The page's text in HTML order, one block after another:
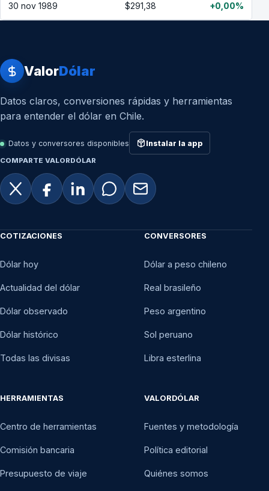
30 nov 1989 $291,38 +0,00%
ValorDólar
Datos claros, conversiones rápidas y herramientas
para entender el dólar en Chile.
Datos y conversores disponibles Instalar la app
COMPARTE VALORDÓLAR
COTIZACIONES
Dólar hoy
Actualidad del dólar
Dólar observado
Dólar histórico
Todas las divisas
CONVERSORES
Dólar a peso chileno
Real brasileño
Peso argentino
Sol peruano
Libra esterlina
HERRAMIENTAS
Centro de herramientas
Comisión bancaria
Presupuesto de viaje
VALORDÓLAR
Fuentes y metodología
Política editorial
Quiénes somos